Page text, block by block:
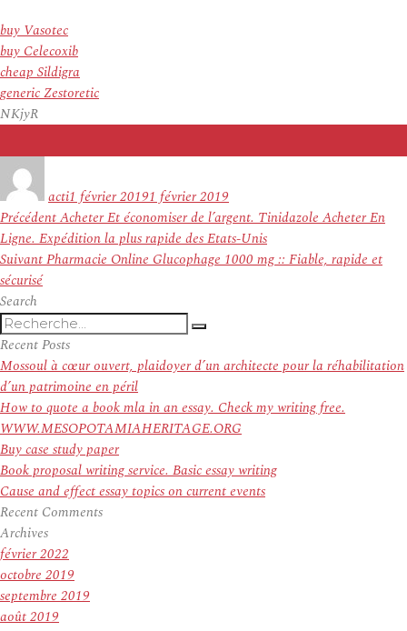
buy Vasotec
buy Celecoxib
cheap Sildigra
generic Zestoretic
NKjyR
actile
1 février 20191 février 2019
Navigation
de
l’article
PrécédentArticle
précédent :
Acheter Et économiser de l’argent. Tinidazole Acheter En
Ligne. Expédition la plus rapide des Etats-Unis
SuivantArticle
Pharmacie Online Glucophage 1000 mg :: Fiable, rapide et
sécurisé
Search
Recherche
pour
:
Recherche
Recent Posts
Mossoul à cœur ouvert, plaidoyer d’un architecte pour la réhabilitation
d’un patrimoine en péril
How to quote a book mla in an essay. Check my writing free.
WWW.MESOPOTAMIAHERITAGE.ORG
Buy case study paper
Book proposal writing service. Basic essay writing
Cause and effect essay topics on current events
Recent Comments
Archives
février 2022
octobre 2019
septembre 2019
août 2019